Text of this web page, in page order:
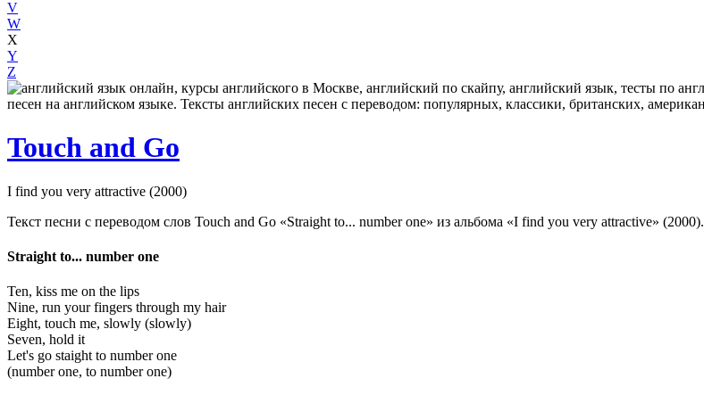
V
W
X
Y
Z
Touch and Go
I find you very attractive (2000)
Текст песни с переводом слов Touch and Go «Straight to... number one» из альбома «I find you very attractive» (2000).
Straight to... number one
Ten, kiss me on the lips
Nine, run your fingers through my hair
Eight, touch me, slowly (slowly)
Seven, hold it
Let's go staight to number one
(number one, to number one)